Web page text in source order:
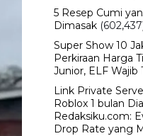
5 Resep Cumi
Dimasak
Super Show 10
Perkiraan Harga
Junior, ELF Wajib
Link Private
Roblox 1 bulan
Redaksiku.com:
Drop Rate yang